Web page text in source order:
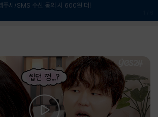
푸시/SMS 수신 동의 시 600원 더!